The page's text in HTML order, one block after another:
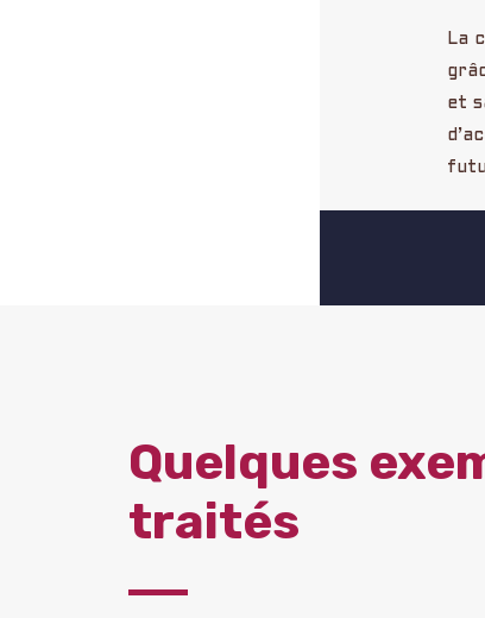
La
et
Quelques
traités